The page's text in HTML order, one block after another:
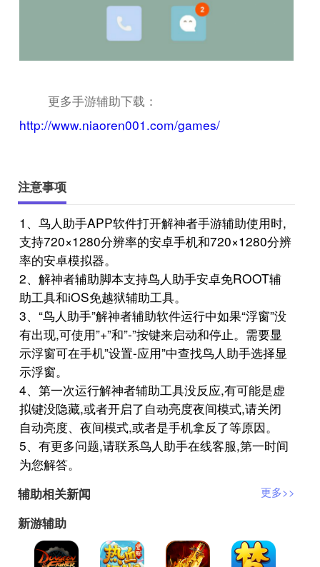
更多手游辅助下载：
http://www.niaoren001.com/games/
注意事项
1、鸟人助手APP软件打开解神者手游辅助使用时,
支持720×1280分辨率的安卓手机和720×1280分辨
率的安卓模拟器。
2、解神者辅助脚本支持鸟人助手安卓免ROOT辅
助工具和iOS免越狱辅助工具。
3、“鸟人助手”解神者辅助软件运行中如果“浮窗”没
有出现,可使用”+”和”-”按键来启动和停止。需要显
示浮窗可在手机”设置-应用”中查找鸟人助手选择显
示浮窗。
4、第一次运行解神者辅助工具没反应,有可能是虚
拟键没隐藏,或者开启了自动亮度夜间模式,请关闭
自动亮度、夜间模式,或者是手机拿反了等原因。
5、有更多问题,请联系鸟人助手在线客服,第一时间
为您解答。
辅助相关新闻
更多>>
新游辅助